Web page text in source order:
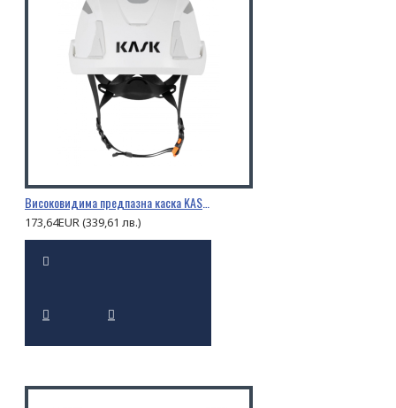
Високовидима предпазна каска KASK PRIMERO HI VIZ
173,64EUR (339,61 лв.)